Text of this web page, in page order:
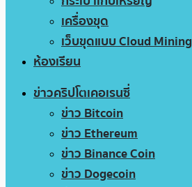
เครื่องขุด
เว็บขุดแบบ Cloud Mining
ห้องเรียน
ข่าวคริปโตเคอเรนซี่
ข่าว Bitcoin
ข่าว Ethereum
ข่าว Binance Coin
ข่าว Dogecoin